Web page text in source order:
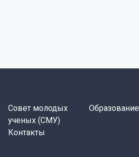
Совет молодых
ученых (СМУ)
Образование
Контакты